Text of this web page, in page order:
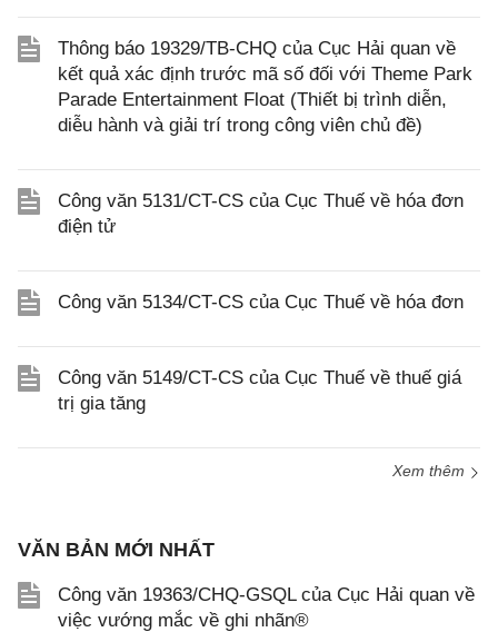
Thông báo 19329/TB-CHQ của Cục Hải quan về
kết quả xác định trước mã số đối với Theme Park
Parade Entertainment Float (Thiết bị trình diễn,
diễu hành và giải trí trong công viên chủ đề)
Công văn 5131/CT-CS của Cục Thuế về hóa đơn
điện tử
Công văn 5134/CT-CS của Cục Thuế về hóa đơn
Công văn 5149/CT-CS của Cục Thuế về thuế giá
trị gia tăng
Xem thêm
VĂN BẢN MỚI NHẤT
Công văn 19363/CHQ-GSQL của Cục Hải quan về
việc vướng mắc về ghi nhãn®